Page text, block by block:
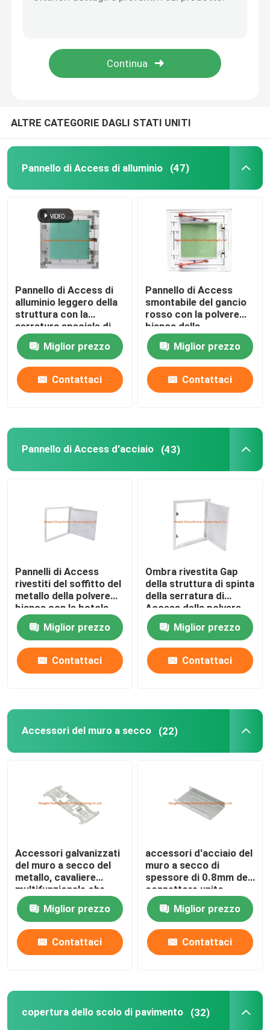
Covata d'acciaio
Metallo che timbra le parti
Canale d'acciaio
filo di acciaio
parti della costruzione
pezzi di ricambio elettronici
Sostegni di struttura del metallo
ALTRE CATEGORIE DAGLI STATI UNITI
Pannello di Access di alluminio (47)
Pannello di Access di
alluminio leggero della
struttura con la
serratura speciale di
altezza ridotta di
spinta del pannello di
carta e gesso verde
Miglior prezzo
Contattaci
Pannello di Access
smontabile del gancio
rosso con la polvere
bianca della
guarnizione ricoperta
Miglior prezzo
Contattaci
Pannello di Access d'acciaio (43)
Pannelli di Access
rivestiti del soffitto del
metallo della polvere
bianca con la botola
liscia chiave di plastica
blu della struttura
Miglior prezzo
Contattaci
Ombra rivestita Gap
della struttura di spinta
della serratura di
Access della polvere
bianca d'acciaio a
livello del pannello
Miglior prezzo
Contattaci
Accessori del muro a secco (22)
Accessori galvanizzati
del muro a secco del
metallo, cavaliere
multifunzionale che
timbra le parti
Miglior prezzo
Contattaci
accessori d'acciaio del
muro a secco di
spessore di 0.8mm del
connettore unito
diritto universale di
profiloMiglior prezzo
Contattaci
copertura dello scolo di pavimento (32)